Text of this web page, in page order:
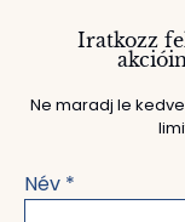
Iratkozz
Ne maradj le
Név *